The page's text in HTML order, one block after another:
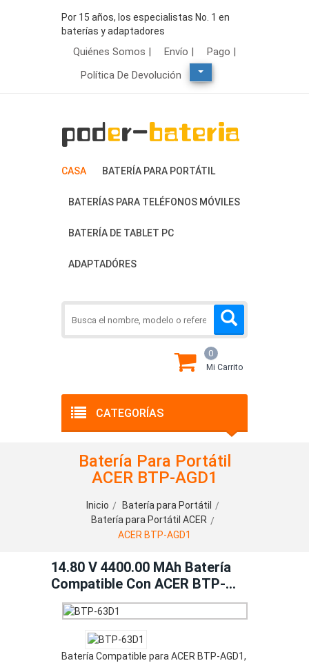
Por 15 años, los especialistas No. 1 en
baterías y adaptadores
Quiénes Somos | Envío |
Pago |
Política De Devolución
CASA BATERÍA PARA PORTÁTIL
BATERÍAS PARA TELÉFONOS MÓVILES
BATERÍA DE TABLET PC
ADAPTADÓRES
CATEGORÍAS
0
Mi Carrito
Batería Para Portátil
ACER BTP-AGD1
Inicio
Batería para Portátil
Batería para Portátil ACER
ACER BTP-AGD1
14.80 V 4400.00 MAh Batería
Compatible Con ACER BTP-
AGD1
Batería Compatible para ACER BTP-AGD1,